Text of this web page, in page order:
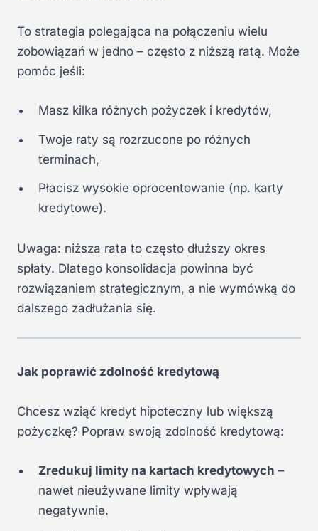
To strategia polegająca na połączeniu wielu
zobowiązań w jedno – często z niższą ratą. Może
pomóc jeśli:
Masz kilka różnych pożyczek i kredytów,
Twoje raty są rozrzucone po różnych
terminach,
Płacisz wysokie oprocentowanie (np. karty
kredytowe).
Uwaga: niższa rata to często dłuższy okres
spłaty. Dlatego konsolidacja powinna być
rozwiązaniem strategicznym, a nie wymówką do
dalszego zadłużania się.
Jak poprawić zdolność kredytową
Chcesz wziąć kredyt hipoteczny lub większą
pożyczkę? Popraw swoją zdolność kredytową:
Zredukuj limity na kartach kredytowych –
nawet nieużywane limity wpływają
negatywnie.